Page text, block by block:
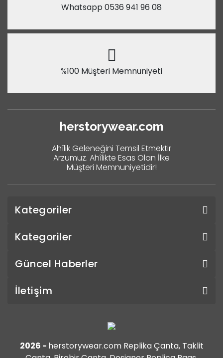
Whatsapp 0536 941 96 08
%100 Müşteri Memnuniyeti
herstorywear.com
Ahîlik Geleneğini Temsil Etmektir
Arzumuz. Ahîlikte Esas Olan İlke
Müşteri Memnuniyetidir!
Kategoriler
Kategoriler
Güncel Haberler
İletişim
2026 - herstorywear.com Replika Çanta, Taklit